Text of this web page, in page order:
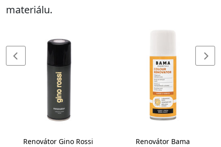
materiálu.
Renovátor Gino Rossi Renovátor Bama